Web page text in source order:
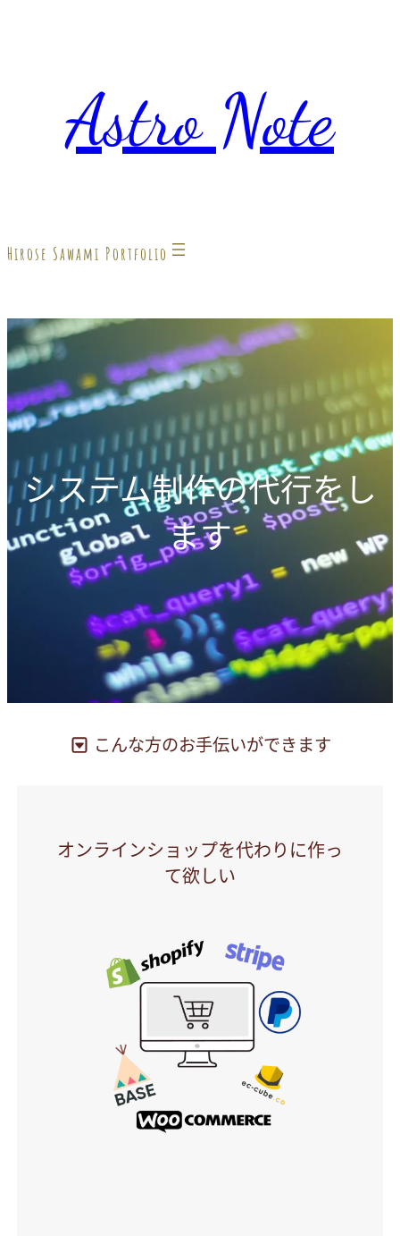
Astro Note
Hirose Sawami Portfolio
システム制作の代行をし
ます
こんな方のお手伝いができます
オンラインショップを代わりに作っ
て欲しい